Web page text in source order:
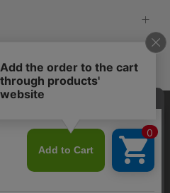
コンテンツの最適な提供、トラフィ
用しています。サイトの閲覧を継続
たものといたします。詳細について
ださい。